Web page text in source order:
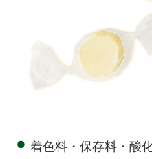
● 着色料・保存料・酸